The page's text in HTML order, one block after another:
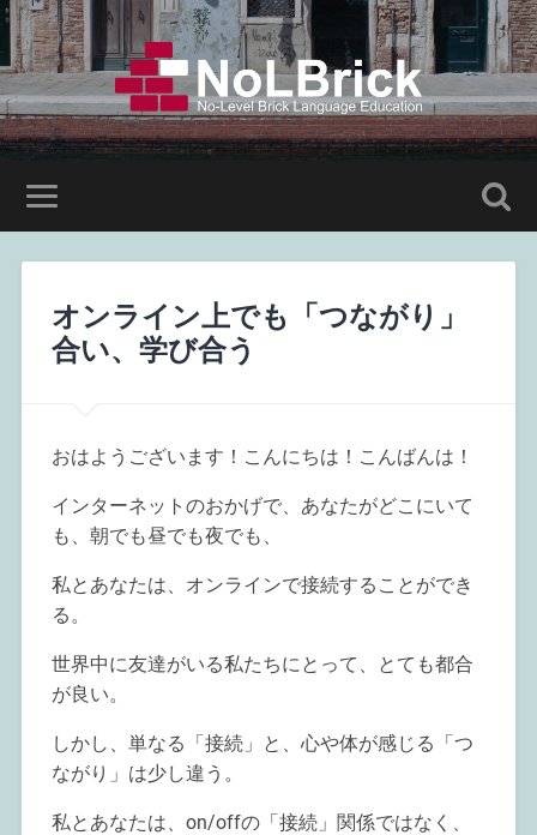
オンライン上でも「つながり」
合い、学び合う
おはようございます！こんにちは！こんばんは！
インターネットのおかげで、あなたがどこにいて
も、朝でも昼でも夜でも、
私とあなたは、オンラインで接続することができ
る。
世界中に友達がいる私たちにとって、とても都合
が良い。
しかし、単なる「接続」と、心や体が感じる「つ
ながり」は少し違う。
私とあなたは、on/offの「接続」関係ではなく、